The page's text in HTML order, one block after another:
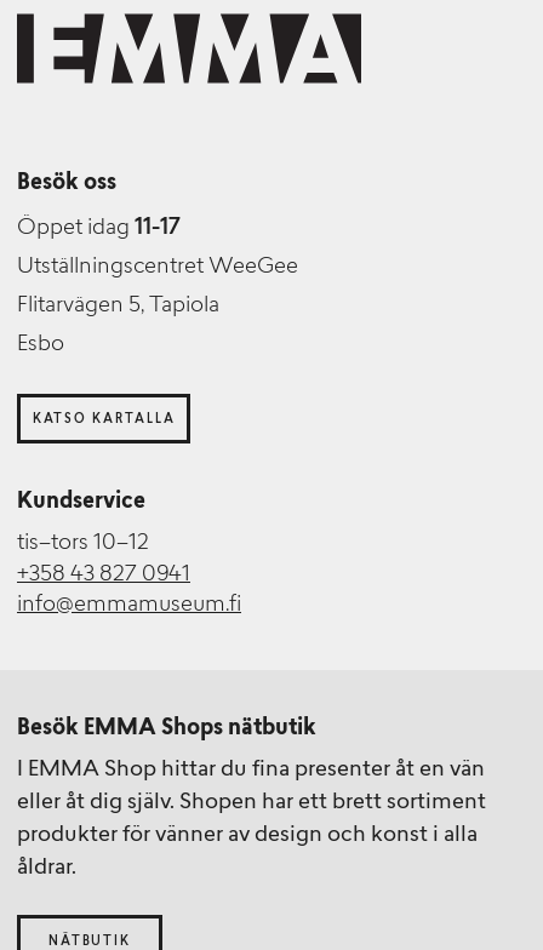
Besök oss
Öppet idag 11-17
Utställningscentret WeeGee
Flitarvägen 5, Tapiola
Esbo
KATSO KARTALLA
Kundservice
tis–tors 10–12
+358 43 827 0941
info@emmamuseum.fi
Besök EMMA Shops nätbutik
I EMMA Shop hittar du fina presenter åt en vän
eller åt dig själv. Shopen har ett brett sortiment
produkter för vänner av design och konst i alla
åldrar.
NÄTBUTIK